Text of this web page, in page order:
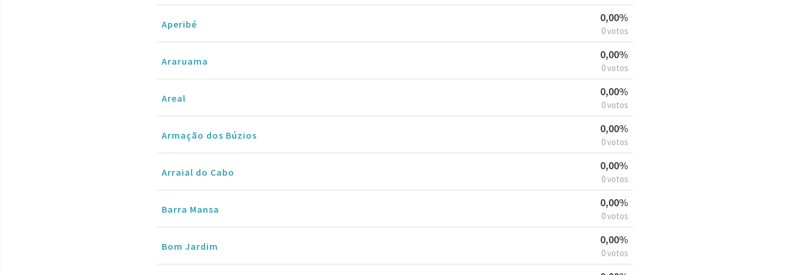
Aperibé
0,00%
0 votos
Araruama
0,00%
0 votos
Areal
0,00%
0 votos
Armação dos Búzios
0,00%
0 votos
Arraial do Cabo
0,00%
0 votos
Barra Mansa
0,00%
0 votos
Bom Jardim
0,00%
0 votos